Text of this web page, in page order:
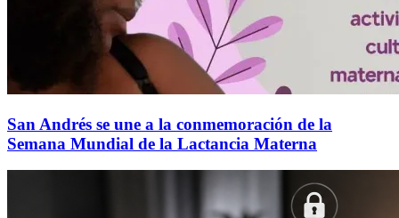
San Andrés se une a la conmemoración de la
Semana Mundial de la Lactancia Materna